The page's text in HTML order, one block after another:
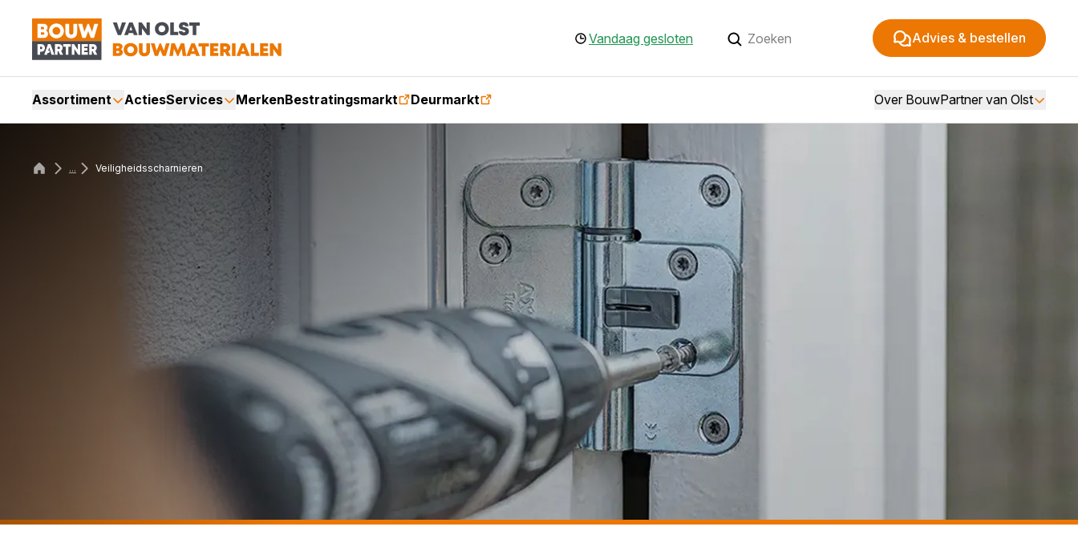
Vandaag gesloten Advies & bestellen
Assortiment ActiesServices MerkenBestratingsmarkt Deurmarkt Over BouwPartner van Olst
... Veiligheidsscharnieren